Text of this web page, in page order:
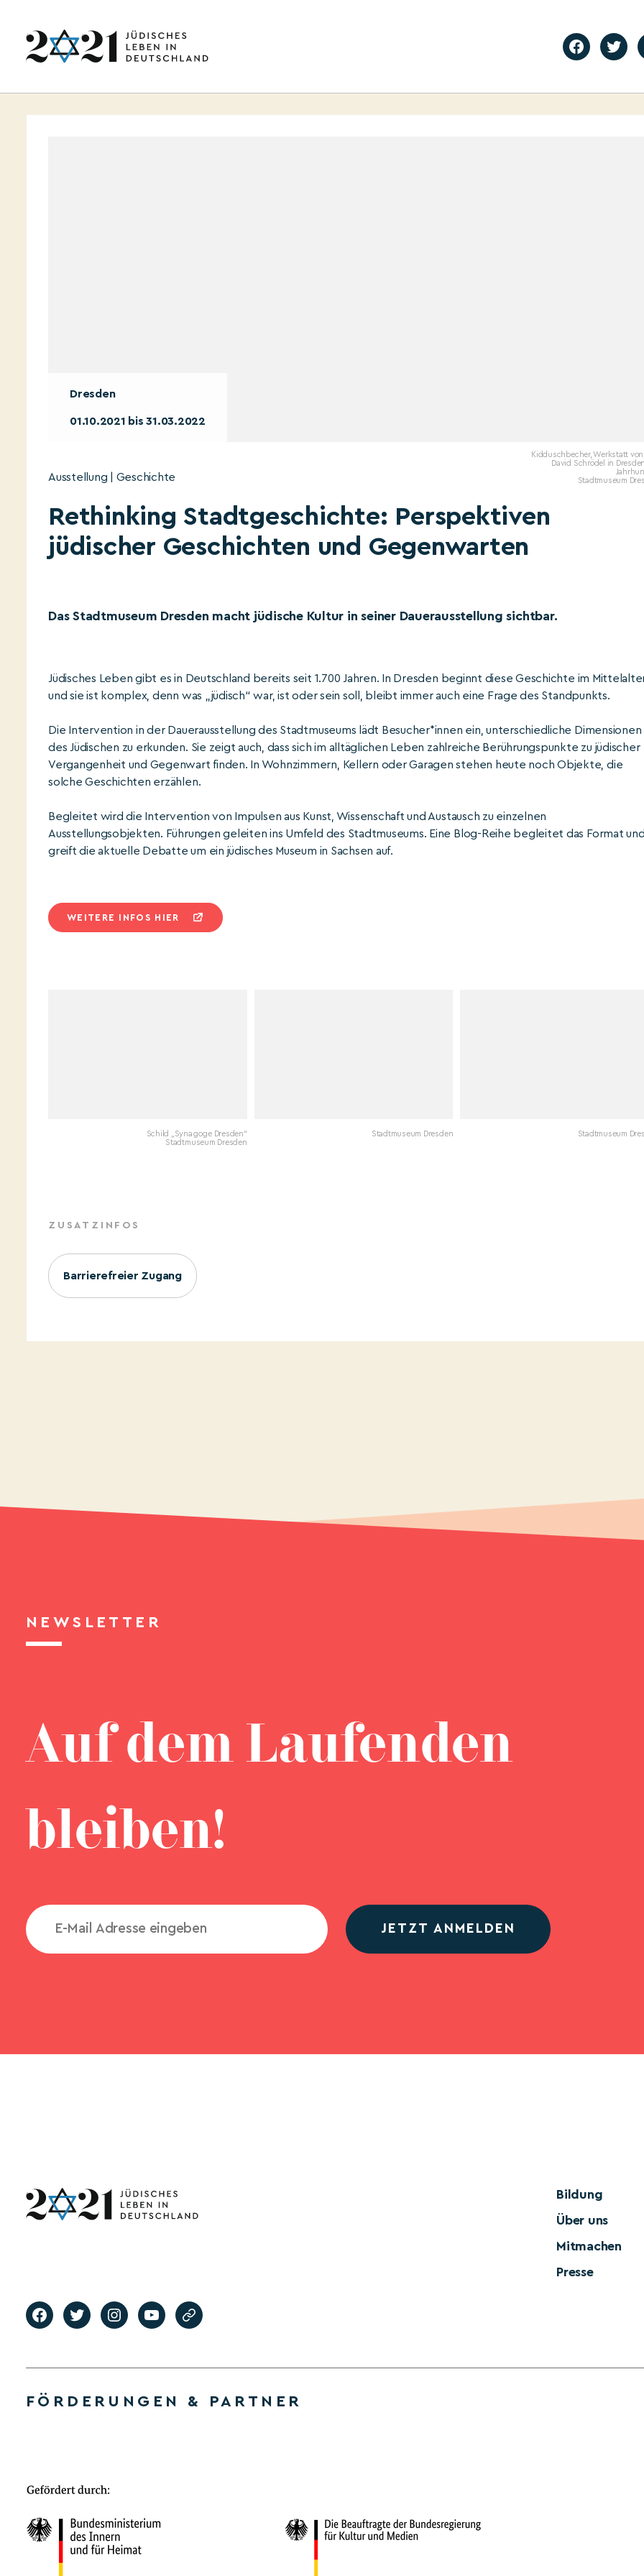
Dresden
01.10.2021 bis 31.03.2022
Kidduschbecher, Werkstatt von
David Schrödel in
Stadtmuseum
Ausstellung | Geschichte
Rethinking Stadtgeschichte: Perspektiven
jüdischer Geschichten und Gegenwarten
Das Stadtmuseum Dresden macht jüdische Kultur in seiner Dauerausstellung sichtbar.
Jüdisches Leben gibt es in Deutschland bereits seit 1.700 Jahren. In Dresden beginnt diese Geschichte im
und sie ist komplex, denn was „jüdisch“ war, ist oder sein soll, bleibt immer auch eine Frage des Standpunkts.
Die Intervention in der Dauerausstellung des Stadtmuseums lädt Besucher*innen ein, unterschiedliche Dimensionen
des Jüdischen zu erkunden. Sie zeigt auch, dass sich im alltäglichen Leben zahlreiche Berührungspunkte zu jüdischer
Vergangenheit und Gegenwart finden. In Wohnzimmern, Kellern oder Garagen stehen heute noch Objekte, die
solche Geschichten erzählen.
Begleitet wird die Intervention von Impulsen aus Kunst, Wissenschaft und Austausch zu einzelnen
Ausstellungsobjekten. Führungen geleiten ins Umfeld des Stadtmuseums. Eine Blog-Reihe begleitet das Format
greift die aktuelle Debatte um ein jüdisches Museum in Sachsen auf.
WEITERE INFOS HIER
Schild „Synagoge Dresden“
Stadtmuseum Dresden
Stadtmuseum Dresden Stadtmuseum
ZUSATZINFOS
Barrierefreier Zugang
NEWSLETTER
Auf dem Laufenden
bleiben!
JETZT ANMELDEN
Bildung
Über uns
Mitmachen
Presse
FÖRDERUNGEN & PARTNER